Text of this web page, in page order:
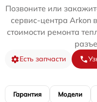
Позвоните или
сервис-центра Arkon
стоимости ремонта
Есть запчасти
Гарантия Модели